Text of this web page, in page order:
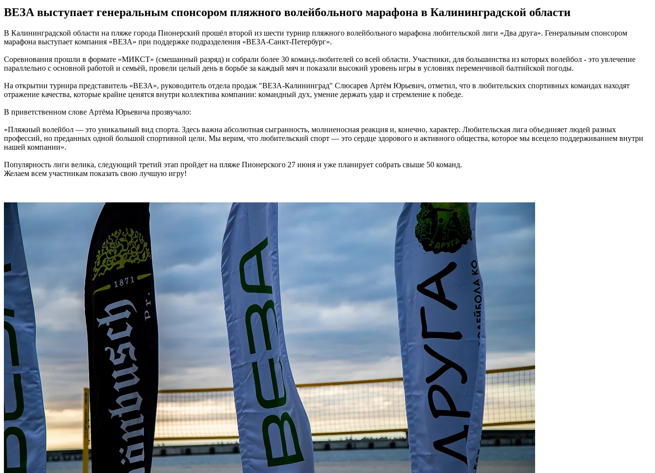
ВЕЗА выступает генеральным спонсором пляжного волейбольного марафона в Калининградской области
В Калининградской области на пляже города Пионерский прошёл второй из шести турнир пляжного волейбольного марафона любительской лиги «Два друга». Генеральным спонсором
марафона выступает компания «ВЕЗА» при поддержке подразделения «ВЕЗА-Санкт-Петербург».
Соревнования прошли в формате «МИКСТ» (смешанный разряд) и собрали более 30 команд-любителей со всей области. Участники, для большинства из которых волейбол - это увлечение
параллельно с основной работой и семьёй, провели целый день в борьбе за каждый мяч и показали высокий уровень игры в условиях переменчивой балтийской погоды.
На открытии турнира представитель «ВЕЗА», руководитель отдела продаж "ВЕЗА-Калининград" Слюсарев Артём Юрьевич, отметил, что в любительских спортивных командах находят
отражение качества, которые крайне ценятся внутри коллектива компании: командный дух, умение держать удар и стремление к победе.
В приветственном слове Артёма Юрьевича прозвучало:
«Пляжный волейбол — это уникальный вид спорта. Здесь важна абсолютная сыгранность, молниеносная реакция и, конечно, характер. Любительская лига объединяет людей разных
профессий, но преданных одной большой спортивной цели. Мы верим, что любительский спорт — это сердце здорового и активного общества, которое мы всецело поддерживанием внутри
нашей компании».
Популярность лиги велика, следующий третий этап пройдет на пляже Пионерского 27 июня и уже планирует собрать свыше 50 команд.
Желаем всем участникам показать свою лучшую игру!